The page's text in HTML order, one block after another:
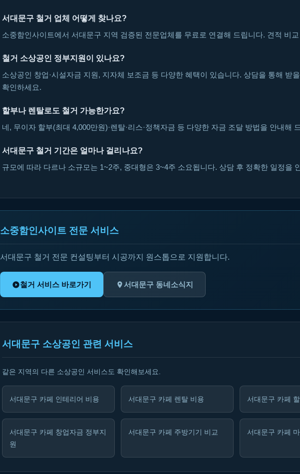
서대문구 철거 업체 어떻게 찾나요?
소중함인사이트에서 서대문구 지역 검증된 전문업체를 무료로 연결해 드립니다. 견적 비
철거 소상공인 정부지원이 있나요?
소상공인 창업·시설자금 지원, 지자체 보조금 등 다양한 혜택이 있습니다. 상담을 통해 받
확인하세요.
할부나 렌탈로도 철거 가능한가요?
네, 무이자 할부(최대 4,000만원)·렌탈·리스·정책자금 등 다양한 자금 조달 방법을 안내해
서대문구 철거 기간은 얼마나 걸리나요?
규모에 따라 다르나 소규모는 1~2주, 중대형은 3~4주 소요됩니다. 상담 후 정확한 일정을
소중함인사이트 전문 서비스
서대문구 철거 전문 컨설팅부터 시공까지 원스톱으로 지원합니다.
철거 서비스 바로가기 서대문구 동네소식지
서대문구 소상공인 관련 서비스
같은 지역의 다른 소상공인 서비스도 확인해보세요.
서대문구 카페 인테리어 비용 서대문구 카페 렌탈 비용 서대문구 카페
서대문구 카페 창업자금 정부지
원
서대문구 카페 주방기기 비교 서대문구 카페